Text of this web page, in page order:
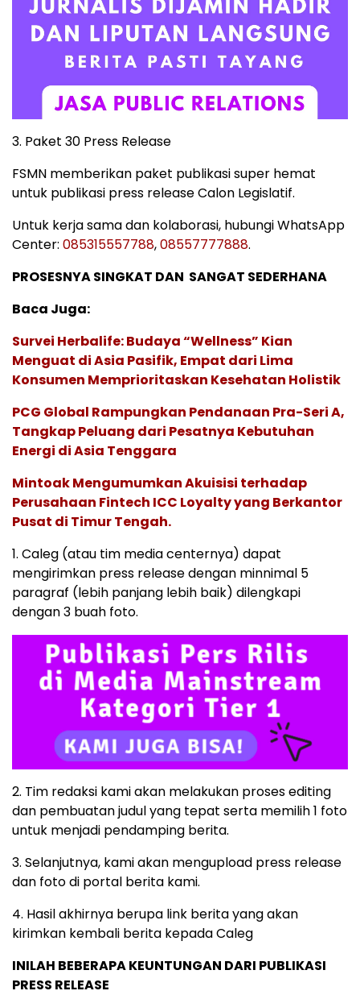
3. Paket 30 Press Release
FSMN memberikan paket publikasi super hemat
untuk publikasi press release Calon Legislatif.
Untuk kerja sama dan kolaborasi, hubungi WhatsApp
Center: 085315557788,08557777888.
PROSESNYA SINGKAT DAN SANGAT SEDERHANA
Baca Juga:
Survei Herbalife: Budaya “Wellness” Kian
Menguat di Asia Pasifik, Empat dari Lima
Konsumen Memprioritaskan Kesehatan Holistik
PCG Global Rampungkan Pendanaan Pra-Seri A,
Tangkap Peluang dari Pesatnya Kebutuhan
Energi di Asia Tenggara
Mintoak Mengumumkan Akuisisi terhadap
Perusahaan Fintech ICC Loyalty yang Berkantor
Pusat di Timur Tengah.
1. Caleg (atau tim media centernya) dapat
mengirimkan press release dengan minnimal 5
paragraf (lebih panjang lebih baik) dilengkapi
dengan 3 buah foto.
2. Tim redaksi kami akan melakukan proses editing
dan pembuatan judul yang tepat serta memilih 1 foto
untuk menjadi pendamping berita.
3. Selanjutnya, kami akan mengupload press release
dan foto di portal berita kami.
4. Hasil akhirnya berupa link berita yang akan
kirimkan kembali berita kepada Caleg
INILAH BEBERAPA KEUNTUNGAN DARI PUBLIKASI
PRESS RELEASE